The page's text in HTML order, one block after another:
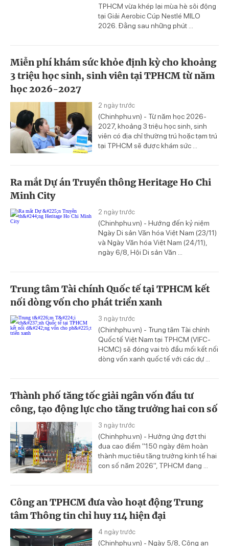
TPHCM vừa khép lại mùa hè sôi động
tại Giải Aerobic Cúp Nestlé MILO
2026. Đằng sau những phút ...
Miễn phí khám sức khỏe định kỳ cho khoảng
3 triệu học sinh, sinh viên tại TPHCM từ năm
học 2026-2027
2 ngày trước
(Chinhphu.vn) - Từ năm học 2026-
2027, khoảng 3 triệu học sinh, sinh
viên có địa chỉ thường trú hoặc tạm trú
tại TPHCM sẽ được khám sức ...
Ra mắt Dự án Truyền thông Heritage Ho Chi
Minh City
2 ngày trước
(Chinhphu.vn) - Hướng đến kỷ niệm
Ngày Di sản Văn hóa Việt Nam (23/11)
và Ngày Văn hóa Việt Nam (24/11),
ngày 6/8, Hội Di sản Văn ...
Trung tâm Tài chính Quốc tế tại TPHCM kết
nối dòng vốn cho phát triển xanh
3 ngày trước
(Chinhphu.vn) - Trung tâm Tài chính
Quốc tế Việt Nam tại TPHCM (VIFC-
HCMC) sẽ đóng vai trò đầu mối kết nối
dòng vốn xanh quốc tế với các dự ...
Thành phố tăng tốc giải ngân vốn đầu tư
công, tạo động lực cho tăng trưởng hai con số
3 ngày trước
(Chinhphu.vn) - Hưởng ứng đợt thi
đua cao điểm "150 ngày đêm hoàn
thành mục tiêu tăng trưởng kinh tế hai
con số năm 2026", TPHCM đang ...
Công an TPHCM đưa vào hoạt động Trung
tâm Thông tin chỉ huy 114 hiện đại
4 ngày trước
(Chinhphu.vn) - Ngày 5/8, Công an